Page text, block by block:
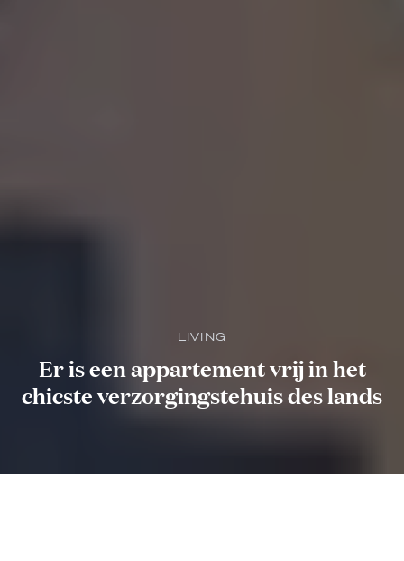
LIVING
Er is een appartement vrij in het
chicste verzorgingstehuis des lands